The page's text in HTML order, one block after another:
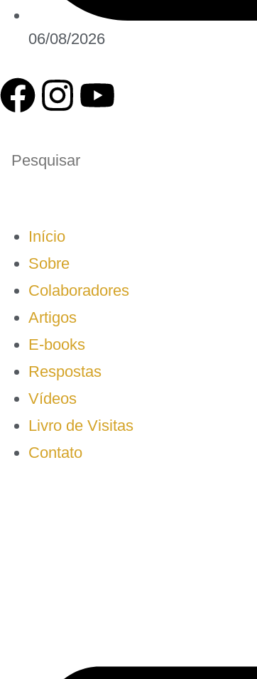
06/08/2026
Início
Sobre
Colaboradores
Artigos
E-books
Respostas
Vídeos
Livro de Visitas
Contato